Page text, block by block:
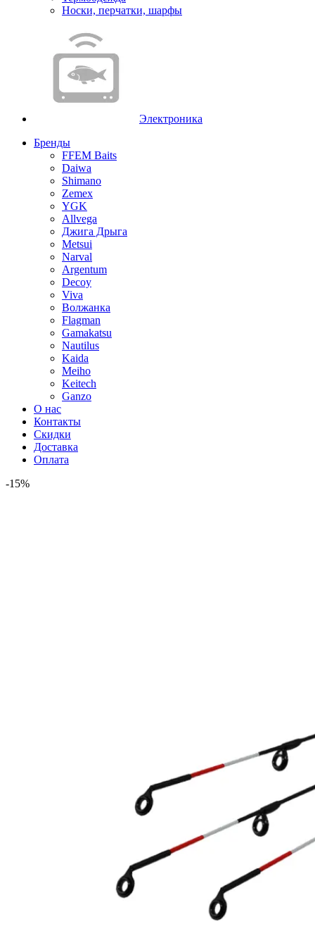
Носки, перчатки, шарфы
Электроника
Бренды
FFEM Baits
Daiwa
Shimano
Zemex
YGK
Allvega
Джига Дрыга
Metsui
Narval
Argentum
Decoy
Viva
Волжанка
Flagman
Gamakatsu
Nautilus
Kaida
Meiho
Keitech
Ganzo
О нас
Контакты
Скидки
Доставка
Оплата
-15%